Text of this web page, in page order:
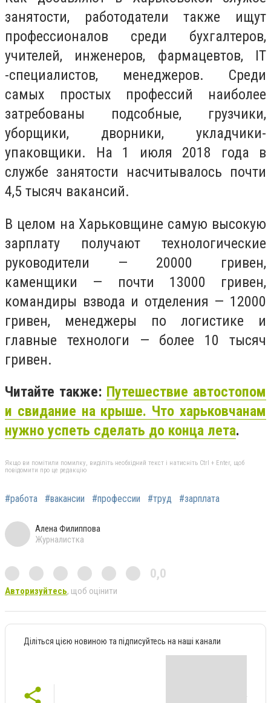
занятости, работодатели также ищут
профессионалов среди бухгалтеров,
учителей, инженеров, фармацевтов, IT
-специалистов, менеджеров. Среди
самых простых профессий наиболее
затребованы подсобные, грузчики,
уборщики, дворники, укладчики-
упаковщики. На 1 июля 2018 года в
службе занятости насчитывалось почти
4,5 тысяч вакансий.
В целом на Харьковщине самую высокую
зарплату получают технологические
руководители — 20000 гривен,
каменщики — почти 13000 гривен,
командиры взвода и отделения — 12000
гривен, менеджеры по логистике и
главные технологи — более 10 тысяч
гривен.
Читайте также: Путешествие автостопом
и свидание на крыше. Что харьковчанам
нужно успеть сделать до конца лета.
Якщо ви помітили помилку, виділіть необхідний текст і натисніть Ctrl + Enter, щоб
повідомити про це редакцію
#работа #вакансии #профессии #труд #зарплата
Алена Филиппова
Журналистка
0,0
Авторизуйтесь, щоб оцінити
Діліться цією новиною та підписуйтесь на наші канали